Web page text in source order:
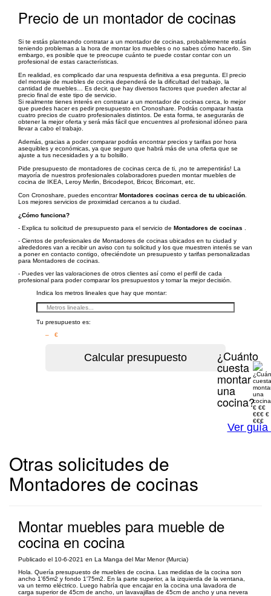
Precio de un montador de cocinas
Si te estás planteando contratar a un montador de cocinas, probablemente estás
teniendo problemas a la hora de montar los muebles o no sabes cómo hacerlo. Sin
embargo, es posible que te preocupe cuánto te puede costar contar con un
profesional de estas características.
En realidad, es complicado dar una respuesta definitiva a esa pregunta. El precio
del montaje de muebles de cocina dependerá de la dificultad del trabajo, la
cantidad de muebles… Es decir, que hay diversos factores que pueden afectar al
precio final de este tipo de servicio.
Si realmente tienes interés en contratar a un montador de cocinas cerca, lo mejor
que puedes hacer es pedir presupuesto en Cronoshare. Podrás comparar hasta
cuatro precios de cuatro profesionales distintos. De esta forma, te asegurarás de
obtener la mejor oferta y será más fácil que encuentres al profesional idóneo para
llevar a cabo el trabajo.
Además, gracias a poder comparar podrás encontrar precios y tarifas por hora
asequibles y económicas, ya que seguro que habrá más de una oferta que se
ajuste a tus necesidades y a tu bolsillo.
Pide presupuesto de montadores de cocinas cerca de ti, ¡no te arrepentirás! La
mayoría de nuestros profesionales colaboradores pueden montar muebles de
cocina de IKEA, Leroy Merlin, Bricodepot, Bricor, Bricomart, etc.
Con Cronoshare, puedes encontrarMontadores cocinas cerca de tu ubicación
Los mejores servicios de proximidad cercanos a tu ciudad.
¿Cómo funciona?
- Explica tu solicitud de presupuesto para el servicio de Montadores de cocinas
- Cientos de profesionales de Montadores de cocinas ubicados en tu ciudad y
alrededores van a recibir un aviso con tu solicitud y los que muestren interés se van
a poner en contacto contigo, ofreciéndote un presupuesto y tarifas personalizadas
para Montadores de cocinas.
- Puedes ver las valoraciones de otros clientes así como el perfil de cada
profesional para poder comparar los presupuestos y tomar la mejor decisión.
Indica los metros lineales que hay que montar:
Tu presupuesto es:
– €
¿Cuánto
cuesta
montar
una
cocina?
Ver guía
€ €€
€€€ €
€€€
Otras solicitudes de
Montadores de cocinas
Montar muebles para mueble de
cocina en cocina
Publicado el 10-6-2021 en La Manga del Mar Menor (Murcia)
Hola. Quería presupuesto de muebles de cocina. Las medidas de la cocina son
ancho 1'65m2 y fondo 1'75m2. En la parte superior, a la izquierda de la ventana,
va un termo eléctrico. Luego habría que encajar en la cocina una lavadora de
carga superior de 45cm de ancho, un lavavajillas de 45cm de ancho y una nevera